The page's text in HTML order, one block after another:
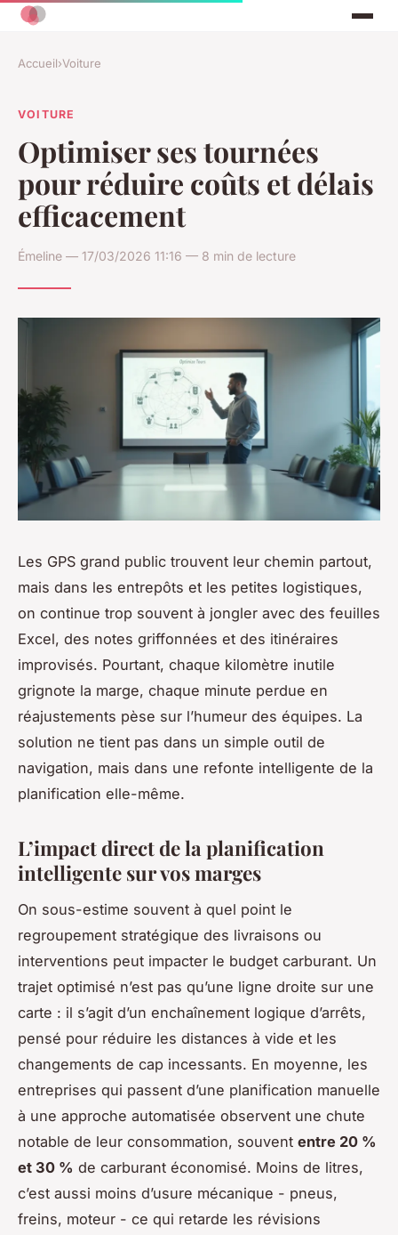
Accueil›Voiture
VOITURE
Optimiser ses tournées
pour réduire coûts et délais
efficacement
Émeline — 17/03/2026 11:16 — 8 min de lecture
Les GPS grand public trouvent leur chemin partout,
mais dans les entrepôts et les petites logistiques,
on continue trop souvent à jongler avec des feuilles
Excel, des notes griffonnées et des itinéraires
improvisés. Pourtant, chaque kilomètre inutile
grignote la marge, chaque minute perdue en
réajustements pèse sur l’humeur des équipes. La
solution ne tient pas dans un simple outil de
navigation, mais dans une refonte intelligente de la
planification elle-même.
L’impact direct de la planification
intelligente sur vos marges
On sous-estime souvent à quel point le
regroupement stratégique des livraisons ou
interventions peut impacter le budget carburant. Un
trajet optimisé n’est pas qu’une ligne droite sur une
carte : il s’agit d’un enchaînement logique d’arrêts,
pensé pour réduire les distances à vide et les
changements de cap incessants. En moyenne, les
entreprises qui passent d’une planification manuelle
à une approche automatisée observent une chute
notable de leur consommation, souvent entre 20 %
et 30 % de carburant économisé. Moins de litres,
c’est aussi moins d’usure mécanique - pneus,
freins, moteur - ce qui retarde les révisions